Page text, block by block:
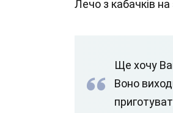
Лечо з кабачків
Ще хочу
Воно